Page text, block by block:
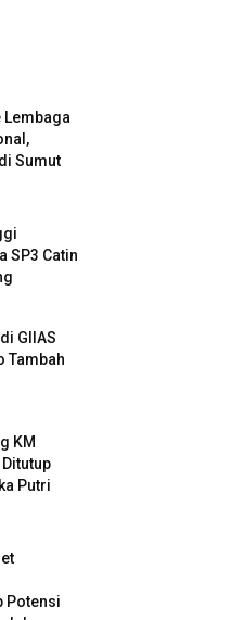
Lembaga
Sumut
SP3 Catin
GIIAS
Tambah
KM
Putri
Potensi